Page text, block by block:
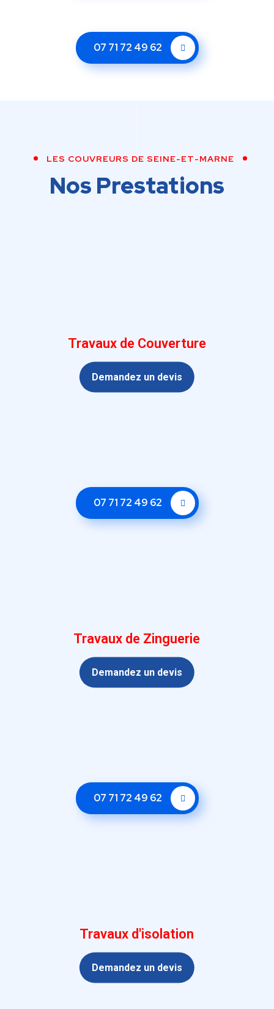
07 71 72 49 62
LES COUVREURS DE SEINE-ET-MARNE
Nos Prestations
Travaux de Couverture
Demandez un devis
07 71 72 49 62
Travaux de Zinguerie
Demandez un devis
07 71 72 49 62
Travaux d'isolation
Demandez un devis